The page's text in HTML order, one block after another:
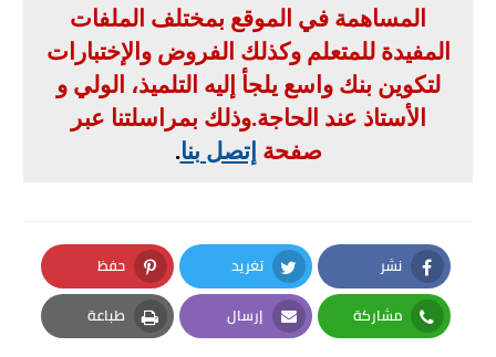
المساهمة في الموقع بمختلف الملفات
المفيدة للمتعلم وكذلك الفروض والإختبارات
لتكوين بنك واسع يلجأ إليه التلميذ، الولي و
الأستاذ عند الحاجة.وذلك بمراسلتنا عبر
صفحة إتصل بنا.
نشر
Facebook
تغريد
Twitter
حفظ
Pinterest
مشاركة
Whatsapp
إرسال
Email
طباعة
Print